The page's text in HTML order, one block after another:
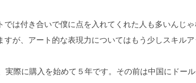
では付き合いで僕に点を入れてくれた人も多いんじ
が、アート的な表現力についてはもう少しスキルア
実際に購入を始めて５年です。その前は中国にドー